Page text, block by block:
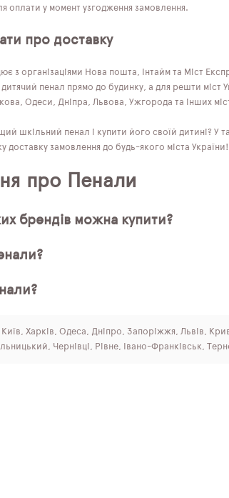
оплати у момент узгодження замовлення.
про доставку
з організаціями Нова пошта, Інтайм та Міст
пенал прямо до будинку, а для решти міст
Одеси, Дніпра, Львова, Ужгорода та інших
шкільний пенал і купити його своїй дитині? У
доставку замовлення до будь-якого міста України!
про Пенали
брендів можна купити?
Київ, Харків, Одеса, Дніпро, Запоріжжя, Львів,
Чернівці, Рівне, Івано-Франківськ,